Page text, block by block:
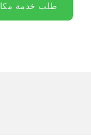
طلب خدمة